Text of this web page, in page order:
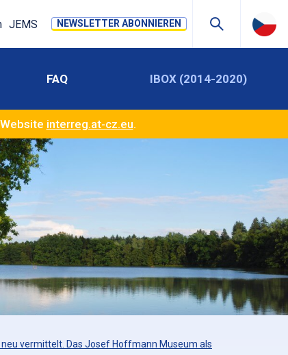
JEMS NEWSLETTER ABONNIEREN
FAQ IBOX (2014-2020)
interreg.at-cz.eu.
vermittelt. Das Josef Hoffmann Museum als